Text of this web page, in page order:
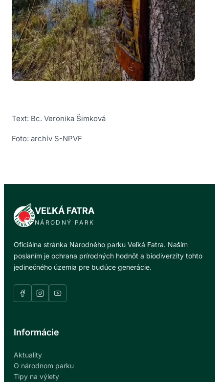
Text: Bc. Veronika Šimková
Foto: archív S-NPVF
VEĽKÁ FATRA
NÁRODNÝ PARK
Oficiálna stránka Národného parku Veľká Fatra. Naším
poslaním je ochrana prírodných hodnôt a biodiverzity tohto
jedinečného územia pre budúce generácie.
Informácie
Aktuality
O národnom parku
Tipy na výlety